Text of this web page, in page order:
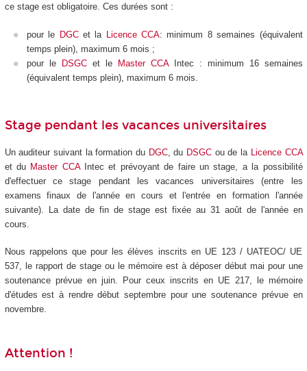
ce stage est obligatoire. Ces durées sont :
pour le DGCet la Licence CCA: minimum 8 semaines (équivalent
temps plein), maximum 6 mois ;
pour le
DSGCet le Master CCAIntec : minimum 16 semaines
(équivalent temps plein), maximum 6 mois.
Stage pendant les vacances universitaires
Un auditeur suivant la formation du DGC, du DSGC ou de la Licence CCA
et du Master CCAIntec et prévoyant de faire un stage, a la possibilité
d'effectuer ce stage pendant les vacances universitaires (entre les
examens finaux de l'année en cours et l'entrée en formation l'année
suivante). La date de fin de stage est fixée au 31 août de l'année en
cours.
Nous rappelons que pour les élèves inscrits en UE 123 / UATEOC/ UE
537, le rapport de stage ou le mémoire est à déposer début mai pour une
soutenance prévue en juin. Pour ceux inscrits en UE 217, le mémoire
d'études est à rendre début septembre pour une soutenance prévue en
novembre.
Attention !